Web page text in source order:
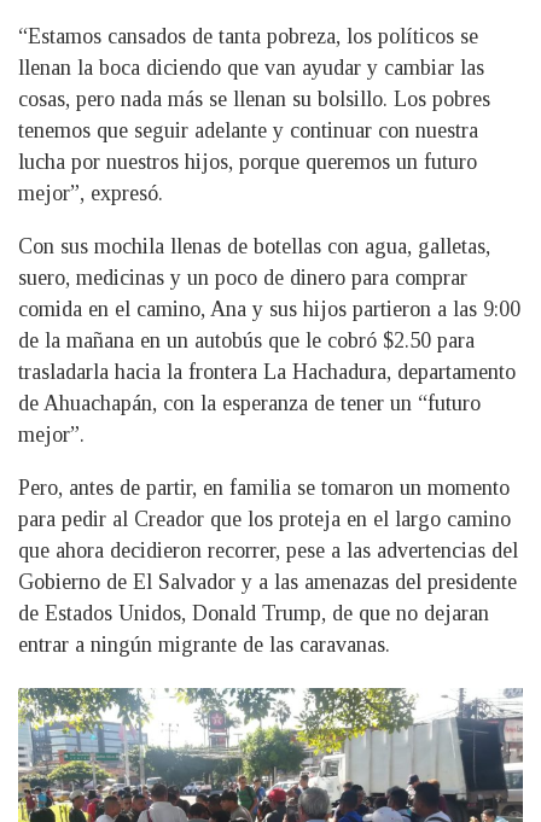
“Estamos cansados de tanta pobreza, los políticos se
llenan la boca diciendo que van ayudar y cambiar las
cosas, pero nada más se llenan su bolsillo. Los pobres
tenemos que seguir adelante y continuar con nuestra
lucha por nuestros hijos, porque queremos un futuro
mejor”, expresó.
Con sus mochila llenas de botellas con agua, galletas,
suero, medicinas y un poco de dinero para comprar
comida en el camino, Ana y sus hijos partieron a las 9:00
de la mañana en un autobús que le cobró $2.50 para
trasladarla hacia la frontera La Hachadura, departamento
de Ahuachapán, con la esperanza de tener un “futuro
mejor”.
Pero, antes de partir, en familia se tomaron un momento
para pedir al Creador que los proteja en el largo camino
que ahora decidieron recorrer, pese a las advertencias del
Gobierno de El Salvador y a las amenazas del presidente
de Estados Unidos, Donald Trump, de que no dejaran
entrar a ningún migrante de las caravanas.